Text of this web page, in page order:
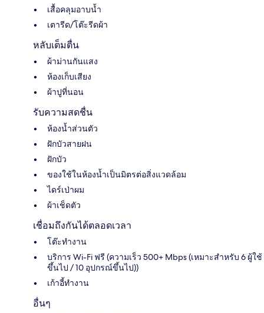
เสื้อคลุมอาบน้ำ
เตารีด/โต๊ะรีดผ้า
หลับเต็มตื่น
ผ้าม่านกันแสง
ห้องเก็บเสียง
ผ้าปูที่นอน
รับความสดชื่น
ห้องน้ำส่วนตัว
ฝักบัวสายฝน
ฝักบัว
ของใช้ในห้องน้ำเป็นมิตรต่อสิ่งแวดล้อม
ไดร์เป่าผม
ผ้าเช็ดตัว
เชื่อมถึงกันได้ตลอดเวลา
โต๊ะทำงาน
บริการ Wi-Fi ฟรี (ความเร็ว 500+ Mbps (เหมาะสำหรับ 6 ผู้ใช้
ขึ้นไป / 10 อุปกรณ์ขึ้นไป))
เก้าอี้ทำงาน
อื่นๆ